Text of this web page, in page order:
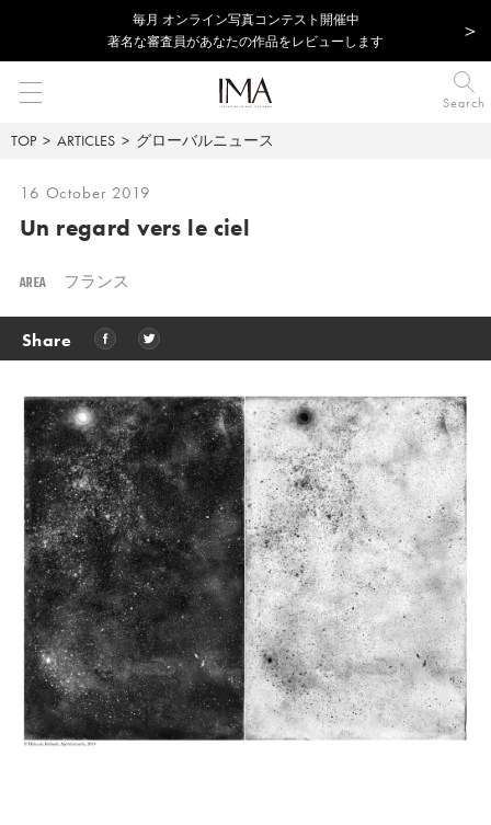
毎⽉ オンライン写真コンテスト開催中
著名な審査員があなたの作品をレビューします
Search
TOP ARTICLES グローバルニュース
16 October 2019
Un regard vers le ciel
AREA フランス
Share